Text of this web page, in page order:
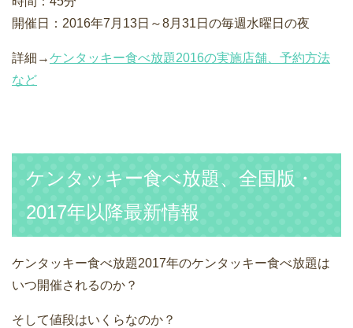
開催日：2016年7月13日～8月31日の毎週水曜日の夜
詳細→ケンタッキー食べ放題2016の実施店舗、予約方法
など
ケンタッキー食べ放題、全国版・
2017年以降最新情報
ケンタッキー食べ放題2017年のケンタッキー食べ放題は
いつ開催されるのか？
そして値段はいくらなのか？